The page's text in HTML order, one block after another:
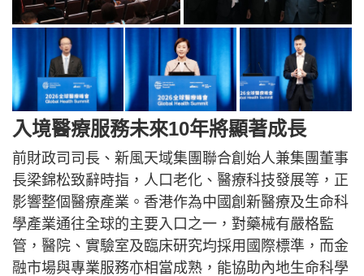
入境醫療服務未來10年將顯著成長
前財政司司長、新風天域集團聯合創始人兼集團董事
長梁錦松致辭時指，人口老化、醫療科技發展等，正
影響整個醫療產業。香港作為中國創新醫療及生命科
學產業通往全球的主要入口之一，對藥械有嚴格監
管，醫院、實驗室及臨床研究均採用國際標準，而金
融市場與專業服務亦相當成熟，能協助內地生命科學